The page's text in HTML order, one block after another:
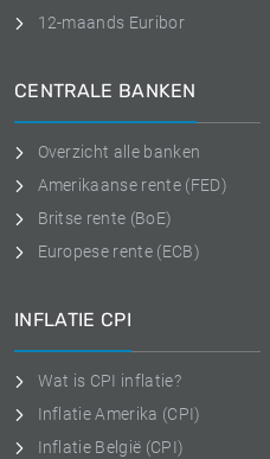
12-maands Euribor
CENTRALE BANKEN
Overzicht alle banken
Amerikaanse rente (FED)
Britse rente (BoE)
Europese rente (ECB)
INFLATIE CPI
Wat is CPI inflatie?
Inflatie Amerika (CPI)
Inflatie België (CPI)